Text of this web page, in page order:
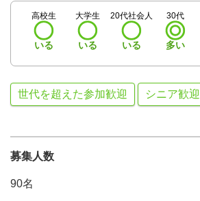
高校生
いる
大学生
いる
20代社会人
いる
30代
多い
世代を超えた参加歓迎 シニア歓迎
募集人数
90名